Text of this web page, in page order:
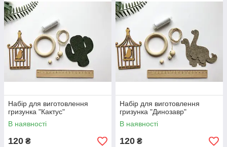
Набір для виготовлення
гризунка "Кактус"
В наявності
120 ₴
Набір для виготовлення
гризунка "Динозавр"
В наявності
120 ₴